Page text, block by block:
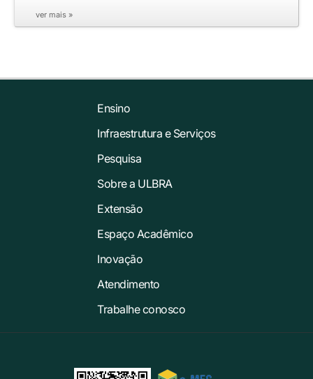
ver mais »
Ensino
Infraestrutura e Serviços
Pesquisa
Sobre a ULBRA
Extensão
Espaço Acadêmico
Inovação
Atendimento
Trabalhe conosco